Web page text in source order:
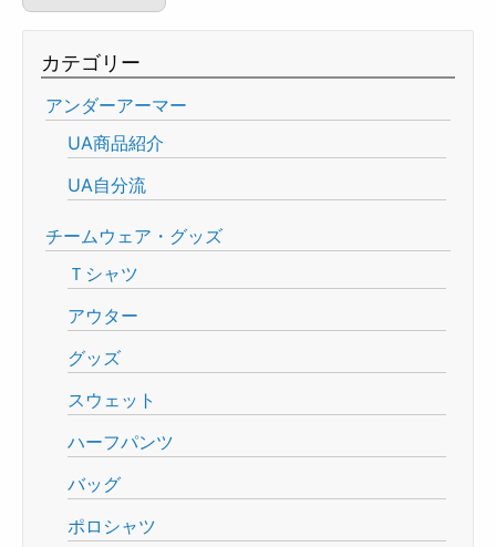
カテゴリー
アンダーアーマー
UA商品紹介
UA自分流
チームウェア・グッズ
Ｔシャツ
アウター
グッズ
スウェット
ハーフパンツ
バッグ
ポロシャツ